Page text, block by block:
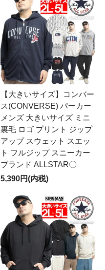
【大きいサイズ】コンバー
ス(CONVERSE) パーカー
メンズ 大きいサイズ ミニ
裏毛 ロゴ プリント ジップ
アップ スウェット スエッ
ト フルジップ スニーカー
ブランド ALLSTAR〇
5,390円(内税)